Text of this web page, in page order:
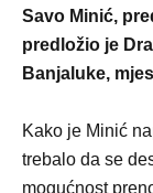
Savo Minić,
predložio je
Banjaluke,
Kako je Minić
trebalo da se
mogućnost